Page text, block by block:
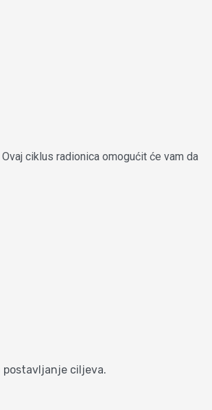
ciklus radionica omogućit će vam da
postavljanje ciljeva.